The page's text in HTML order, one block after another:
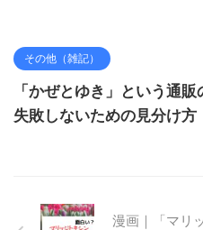
その他（雑記）
「かぜとゆき」という通
失敗しないための見分け方
漫画｜「マリ